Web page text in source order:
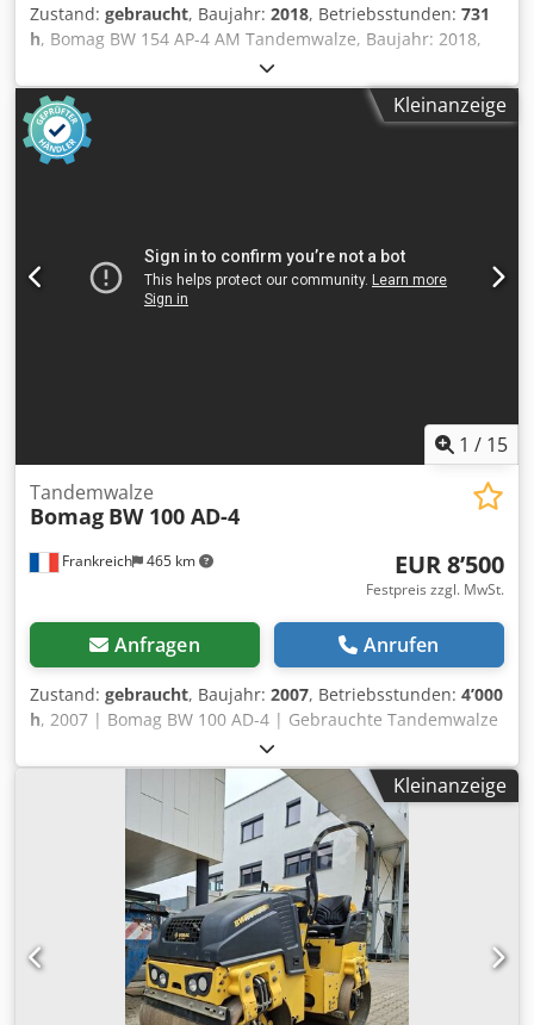
Zustand: gebraucht, Baujahr: 2018, Betriebsstunden: 731
h, Bomag BW 154 AP-4 AM Tandemwalze, Baujahr: 2018,
Betriebsstunden: nur 731h, Motor: Kubota[55,4kW/75PS],
Asphalt Manager 2, Gewicht: 7.300kg, Glattbandbandage,
guter Zustand, sofort Einsatzbereit, Auf Wunsch
unterbreiten wir Ihnen ein Leasing- oder
Finanzierungsangebot, Herr Mihm(Tel. betreut Sie gerne.,
roller, Year of manufacture: 2018, Operating hours: only
731h, Engine: Kubota [55.4 kW/75 PS], Asphalt Manager 2,
Weight: 7.300 kg, Smooth-surface drum, good condition,
Informationen = Wenden Sie sich an Tobias Ebert, um
weitere Informationen zu erhalten.
Kleinanzeige
1 / 15
Frankreich 465 km
Tandemwalze
Bomag BW 100 AD-4
EUR 8’500
Festpreis zzgl. MwSt.
Anfragen Anrufen
Zustand: gebraucht, Baujahr: 2007, Betriebsstunden: 4’000
h, 2007 | Bomag BW 100 AD-4 | Gebrauchte Tandemwalze
| 4000 hours 📍Location: Frankreich 🚛 Delivery available to
your destination – Use our shipping calculator to estimate
transport costs! 💰 Buy Now for EUR 8500 or Make an Offer.
Payment at delivery available for an affordable fee (subject
to approval)* 👷‍♂️ Inspected by an independent expert 44
Inspektionspunkte 42 genehmigt ✅ 2 unvollkommene ℹ️ 0
Ausgaben ⚠️ 📌 Inspector's Comment: Maschine in gutem
Zustand. Der Zähler wurde ausgetauscht, daher sind die
200 Stunden nicht real, aber alles ist in Ordnung und es
gibt nichts zu berichten. 📄 Want to see the full inspection,
extra photos, or a video? Dedpozim T Hefx Ad Ijkr Tip: The
reference "40959 Equippo" is commonly used when
Kleinanzeige